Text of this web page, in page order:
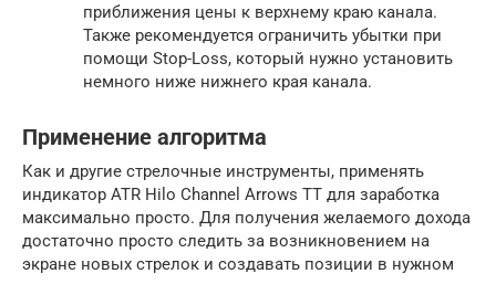
приближения цены к верхнему краю канала.
Также рекомендуется ограничить убытки при
помощи Stop-Loss, который нужно установить
немного ниже нижнего края канала.
Применение алгоритма
Как и другие стрелочные инструменты, применять
индикатор ATR Hilo Channel Arrows TT для заработка
максимально просто. Для получения желаемого дохода
достаточно просто следить за возникновением на
экране новых стрелок и создавать позиции в нужном